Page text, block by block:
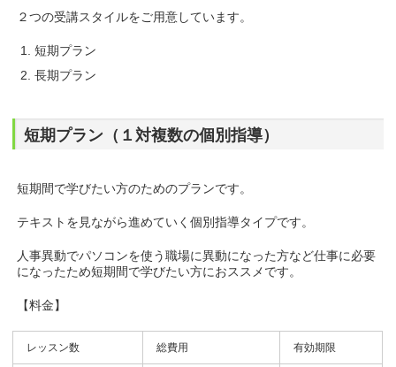
２つの受講スタイルをご用意しています。
短期プラン
長期プラン
短期プラン（１対複数の個別指導）
短期間で学びたい方のためのプランです。
テキストを見ながら進めていく個別指導タイプです。
人事異動でパソコンを使う職場に異動になった方など仕事に必要
になったため短期間で学びたい方におススメです。
【料金】
レッスン数 総費用 有効期限